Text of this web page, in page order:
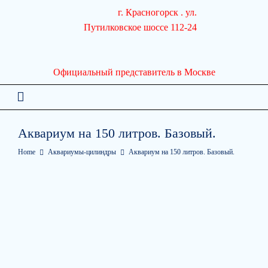
Официальный представитель в Москве
г. Красногорск . ул.
Путилковское шоссе 112-24
Аквариум на 150 литров. Базовый.
Home Аквариумы-цилиндры Аквариум на 150 литров. Базовый.